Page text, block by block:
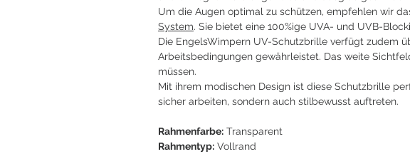
Um die Augen optimal zu schützen, empfehlen wir
System. Sie bietet eine 100%ige UVA- und UVB-
Die EngelsWimpern UV-Schutzbrille verfügt zudem
Arbeitsbedingungen gewährleistet. Das weite
müssen.
Mit ihrem modischen Design ist diese Schutzbrille
sicher arbeiten, sondern auch stilbewusst auftreten.
Rahmenfarbe: Transparent
Rahmentyp: Vollrand